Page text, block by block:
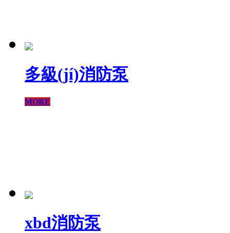
多級(jí)消防泵
MORE
xbd消防泵